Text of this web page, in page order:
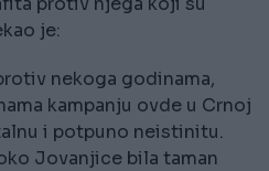
je:
nekoga godinama,
kampanju ovde u Crnoj
i potpuno neistinitu.
Jovanjice bila taman